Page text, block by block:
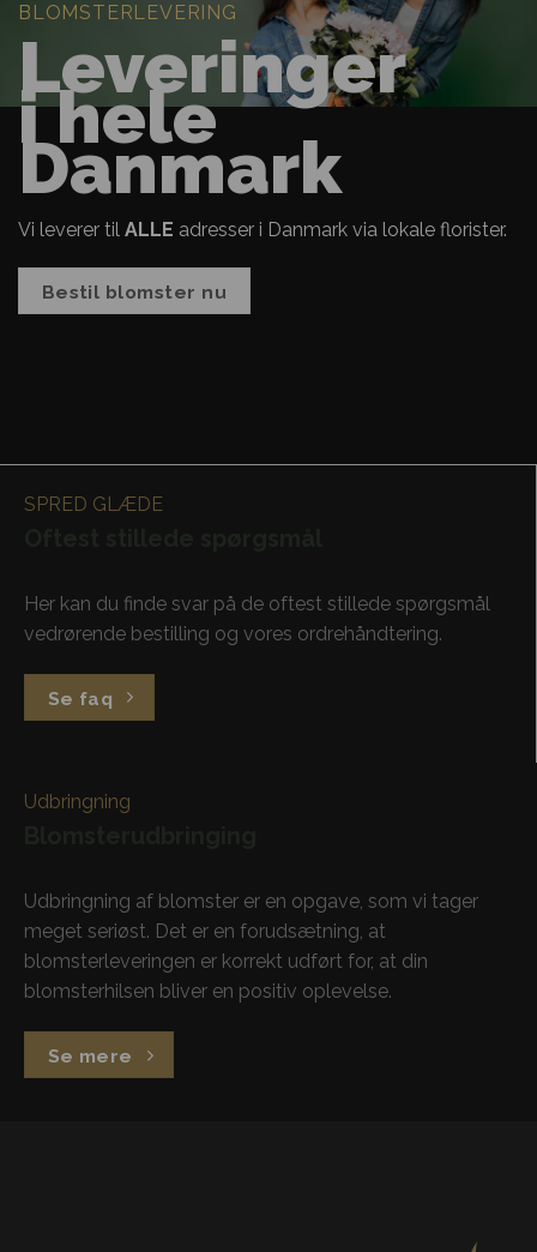
BLOMSTERLEVERING
Leveringer
i hele
Danmark
Vi leverer til ALLE adresser i Danmark via lokale florister.
Bestil blomster nu
SPRED GLÆDE
Her kan du finde svar på de oftest stillede spørgsmål
vedrørende bestilling og vores ordrehåndtering.
Se faq
Udbringning
Udbringning af blomster er en opgave, som vi tager
meget seriøst. Det er en forudsætning, at
blomsterleveringen er korrekt udført for, at din
blomsterhilsen bliver en positiv oplevelse.
Se mere